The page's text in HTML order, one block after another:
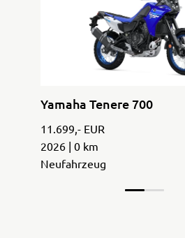
Yamaha Tenere 700
11.699,- EUR
2026 | 0 km
Neufahrzeug